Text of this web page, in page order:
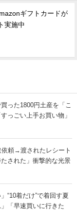
ギフトカードが
実施中
った1800円土産を「こ
っごい上手お買い物」
頼→渡されたレシート
された」衝撃的な光景
“10着だけ”で着回す夏
「早速買いに行きた